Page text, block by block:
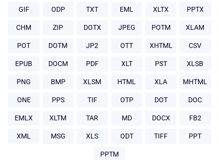
GIF ODP TXT EML XLTX PPTX
CHM ZIP DOTX JPEG POTM XLAM
POT DOTM JP2 OTT XHTML CSV
EPUB DOCM PDF XLT PST XLSB
PNG BMP XLSM HTML XLA MHTML
ONE PPS TIF OTP DOT DOC
EMLX XLTM TAR MD DOCX FB2
XML MSG XLS ODT TIFF PPT
PPTM